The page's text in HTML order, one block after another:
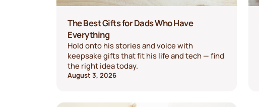
The Best Gifts for Dads Who Have
Everything
Hold onto his stories and voice with
keepsake gifts that fit his life and tech — find
the right idea today.
August 3, 2026